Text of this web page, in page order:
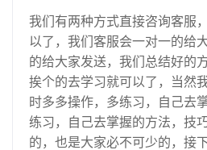
我们有两种方式直接咨询客服
以了，我们客服会一对一的给
的给大家发送，我们总结好的
挨个的去学习就可以了，当然
时多多操作，多练习，自己去
练习，自己去掌握的方法，技
的，也是大家必不可少的，接